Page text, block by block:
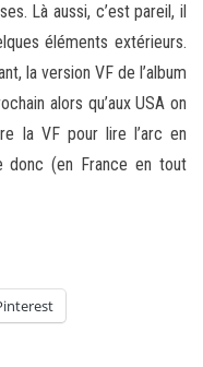
Là aussi, c’est pareil, il
éléments extérieurs.
la version VF de l’album
alors qu’aux USA on
la VF pour lire l’arc en
donc (en France en tout